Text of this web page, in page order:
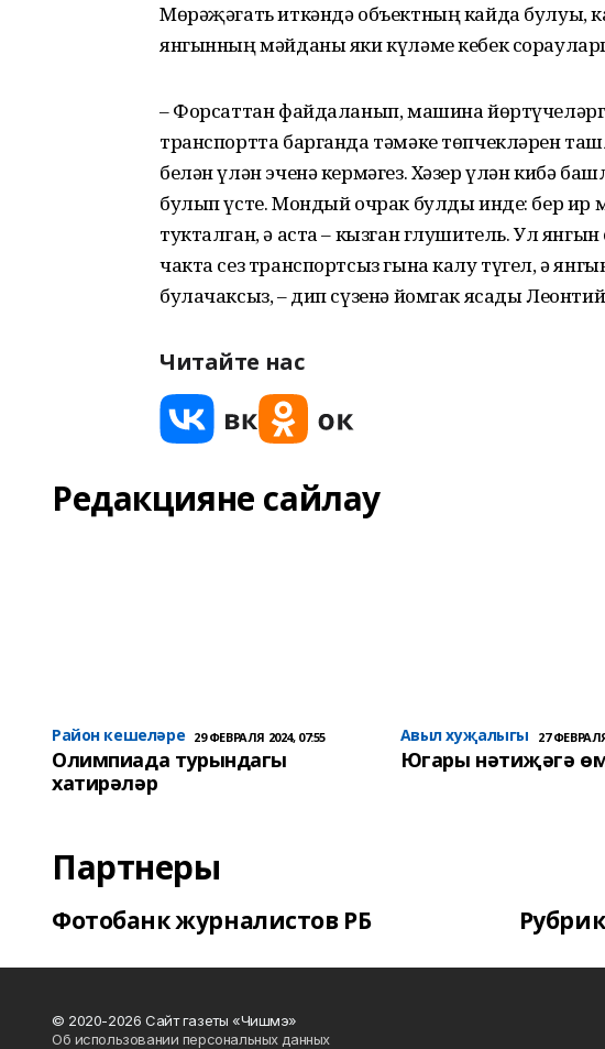
Мөрәҗәгать иткәндә объектның кайда булуы,
янгынның мәйданы яки күләме кебек
– Форсаттан файдаланып, машина
транспортта барганда тәмәке төпчекләрен
белән үлән эченә кермәгез. Хәзер үлән кибә
булып үсте. Мондый очрак булды инде: бер ир
тукталган, ә аста – кызган глушитель. Ул
чакта сез транспортсыз гына калу түгел, ә
булачаксыз, – дип сүзенә йомгак ясады
Читайте нас
Редакцияне сайлау
Район кешеләре 29 ФЕВРАЛЯ 2024, 07:55
Олимпиада турындагы
хатирәләр
Авыл хуҗалыгы 27
Югары нәтиҗәгә
Партнеры
Фотобанк журналистов РБ
© 2020-2026 Сайт газеты «Чишмэ»
Об использовании персональных данных